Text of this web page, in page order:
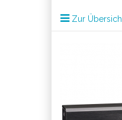
Zur